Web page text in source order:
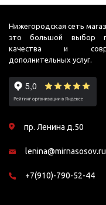
Нижегородская сеть
это большой выбор
качества и
дополнительных услуг.
пр. Ленина д.50
lenina@mirnasosov.ru
+7(910)-790-52-44